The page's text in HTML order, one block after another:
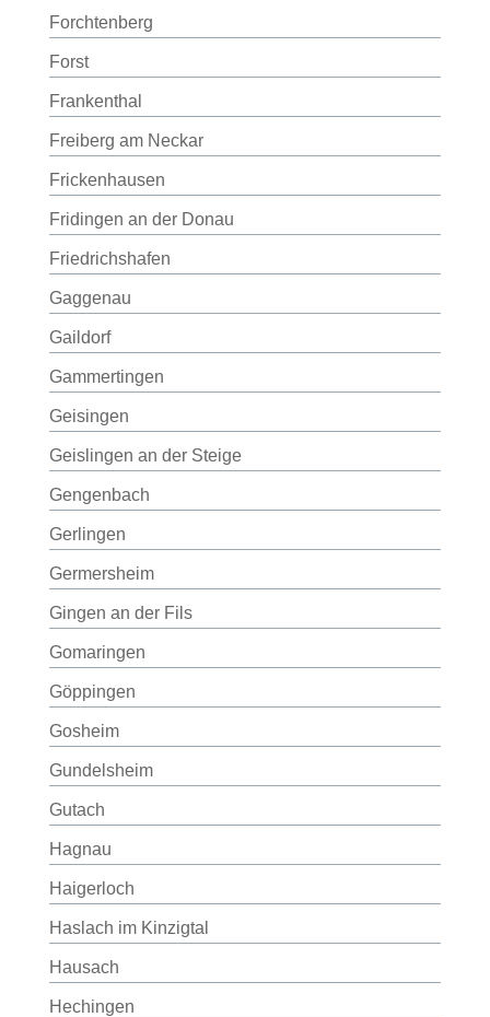
Forchtenberg
Forst
Frankenthal
Freiberg am Neckar
Frickenhausen
Fridingen an der Donau
Friedrichshafen
Gaggenau
Gaildorf
Gammertingen
Geisingen
Geislingen an der Steige
Gengenbach
Gerlingen
Germersheim
Gingen an der Fils
Gomaringen
Göppingen
Gosheim
Gundelsheim
Gutach
Hagnau
Haigerloch
Haslach im Kinzigtal
Hausach
Hechingen